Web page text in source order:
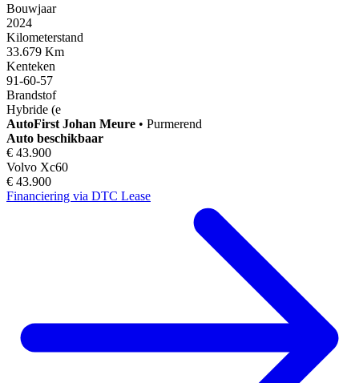
Bouwjaar
2024
Kilometerstand
33.679 Km
Kenteken
91-60-57
Brandstof
Hybride (e
AutoFirst Johan Meure • Purmerend
Auto beschikbaar
€ 43.900
Volvo Xc60
€ 43.900
Financiering via DTC Lease